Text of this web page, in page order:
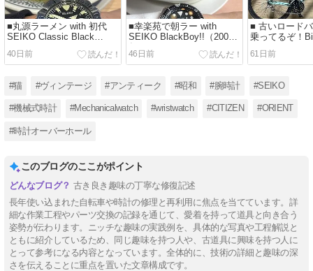
■丸源ラーメン with 初代
SEIKO Classic Black
Monster 7S26-0350
SKX779
40日前
■幸楽苑で朝ラー with
SEIKO BlackBoy!!（2003
年モデル）
46日前
■ 古いロード
乗ってるぞ！
nirone 7 alu
105改 2009 備
61日前
#猫 #ヴィンテージ #アンティーク #昭和 #腕時計 #SEIKO
#機械式時計 #Mechanicalwatch #wristwatch #CITIZEN #ORIENT
#時計オーバーホール
このブログのここがポイント
古き良き趣味の丁寧な修復記述
長年使い込まれた自転車や時計の修理と再利用に焦点を当てています。詳
細な作業工程やパーツ交換の記録を通じて、愛着を持って道具と向き合う
姿勢が伝わります。ニッチな趣味の実践例を、具体的な写真や工程解説と
ともに紹介しているため、同じ趣味を持つ人や、古道具に興味を持つ人に
とって参考になる内容となっています。全体的に、技術の詳細と趣味の深
さを伝えることに重点を置いた文章構成です。